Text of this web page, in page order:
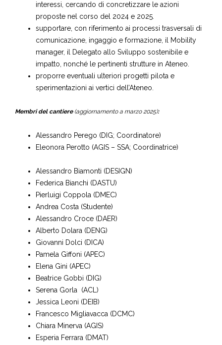
interessi, cercando di concretizzare le azioni
proposte nel corso del 2024 e 2025.
supportare, con riferimento ai processi trasversali di
comunicazione, ingaggio e formazione, il Mobility
manager, il Delegato allo Sviluppo sostenibile e
impatto, nonché le pertinenti strutture in Ateneo.
proporre eventuali ulteriori progetti pilota e
sperimentazioni ai vertici dell’Ateneo.
Membri del cantiere (aggiornamento a marzo 2025):
Alessandro Perego (DIG; Coordinatore)
Eleonora Perotto (AGIS – SSA; Coordinatrice)
Alessandro Biamonti (DESIGN)
Federica Bianchi (DASTU)
Pierluigi Coppola (DMEC)
Andrea Costa (Studente)
Alessandro Croce (DAER)
Alberto Dolara (DENG)
Giovanni Dolci (DICA)
Pamela Giffoni (APEC)
Elena Gini (APEC)
Beatrice Gobbi (DIG)
Serena Gorla (ACL)
Jessica Leoni (DEIB)
Francesco Migliavacca (DCMC)
Chiara Minerva (AGIS)
Esperia Ferrara (DMAT)